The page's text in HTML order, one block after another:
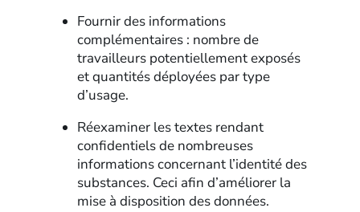
Fournir des informations
complémentaires : nombre de
travailleurs potentiellement exposés
et quantités déployées par type
d’usage.
Réexaminer les textes rendant
confidentiels de nombreuses
informations concernant l’identité des
substances. Ceci afin d’améliorer la
mise à disposition des données.